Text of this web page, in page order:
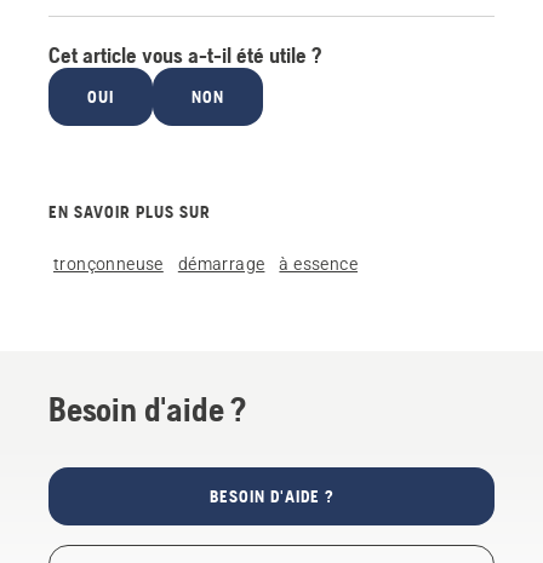
Cet article vous a-t-il été utile ?
OUI NON
EN SAVOIR PLUS SUR
tronçonneuse démarrage à essence
Besoin d'aide ?
BESOIN D'AIDE ?